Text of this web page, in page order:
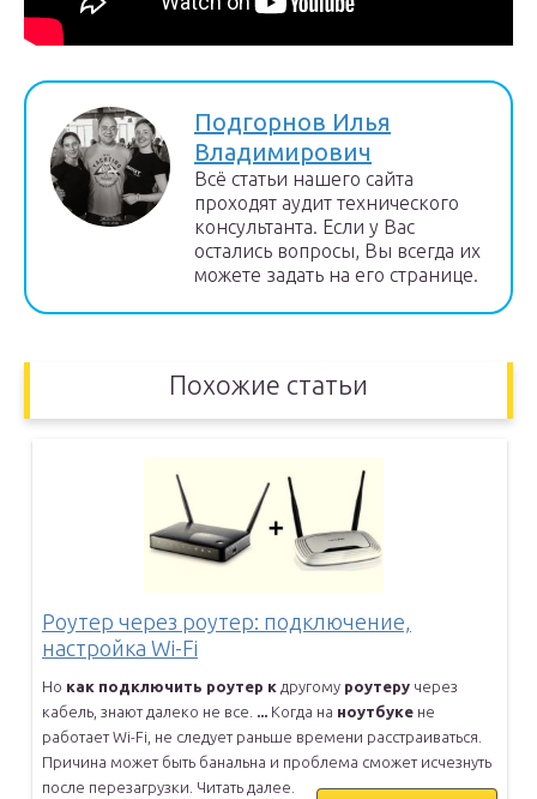
Подгорнов Илья
Владимирович
Всё статьи нашего сайта
проходят аудит технического
консультанта. Если у Вас
остались вопросы, Вы всегда их
можете задать на его странице.
Похожие статьи
Роутер через роутер: подключение,
настройка Wi-Fi
Но как подключить роутер к другому роутеру через
кабель, знают далеко не все. Когда на ноутбуке не
работает Wi-Fi, не следует раньше времени расстраиваться.
Причина может быть банальна и проблема сможет исчезнуть
после перезагрузки. Читать далее.